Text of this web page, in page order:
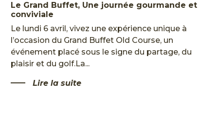
Le Grand Buffet, Une journée gourmande et
conviviale
Le lundi 6 avril, vivez une expérience unique à
l’occasion du Grand Buffet Old Course, un
événement placé sous le signe du partage, du
plaisir et du golf.La...
Lire la suite